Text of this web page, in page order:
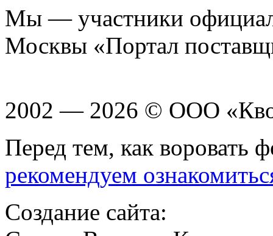
Мы — участники
Москвы «Портал
2002 — 2026 © ООО
Перед тем, как воровать
рекомендуем
Создание сайта: